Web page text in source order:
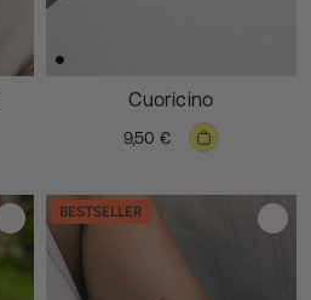
Cuoricino
9,50 €
BESTSELLER